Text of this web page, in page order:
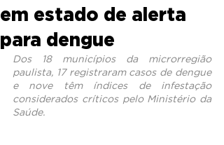
em estado de alerta
para dengue
Dos 18 municípios da microrregião
paulista, 17 registraram casos de dengue
e nove têm índices de infestação
considerados críticos pelo Ministério da
Saúde.